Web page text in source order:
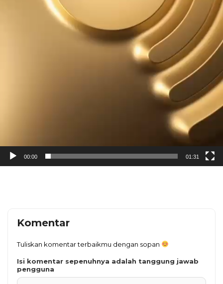
00:00 01:31
Komentar
Tuliskan komentar terbaikmu dengan sopan
Isi komentar sepenuhnya adalah tanggung jawab
pengguna